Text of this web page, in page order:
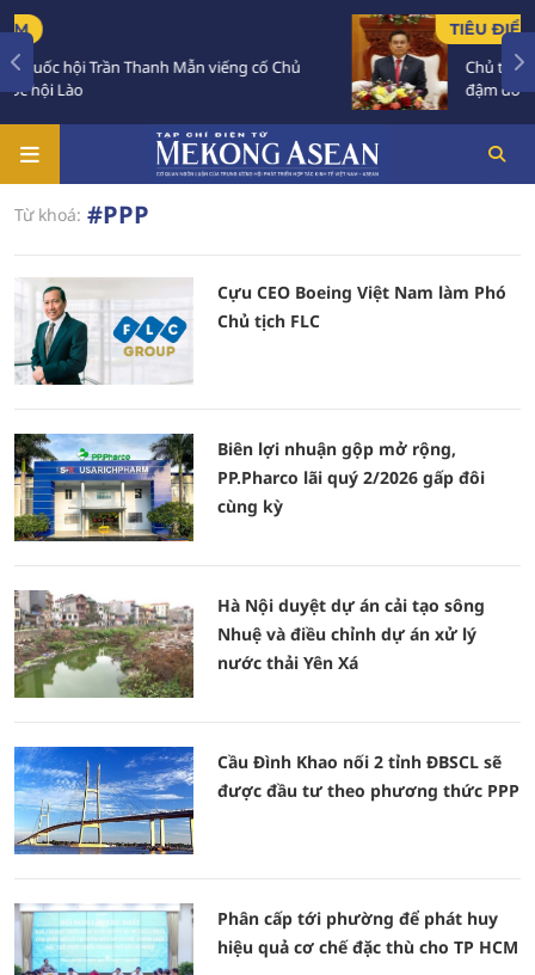
Thanh Mẫn viếng cố Chủ
TIÊU ĐIỂM
Chủ tịch Quốc hội Lào
đậm đối với Việt Nam
Từ khoá: #PPP
Cựu CEO Boeing Việt Nam làm Phó
Chủ tịch FLC
Biên lợi nhuận gộp mở rộng,
PP.Pharco lãi quý 2/2026 gấp đôi
cùng kỳ
Hà Nội duyệt dự án cải tạo sông
Nhuệ và điều chỉnh dự án xử lý
nước thải Yên Xá
Cầu Đình Khao nối 2 tỉnh ĐBSCL sẽ
được đầu tư theo phương thức PPP
Phân cấp tới phường để phát huy
hiệu quả cơ chế đặc thù cho TP HCM